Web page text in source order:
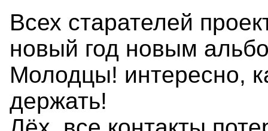
Всех старателей
новый год новым
Молодцы! интересно,
держать!